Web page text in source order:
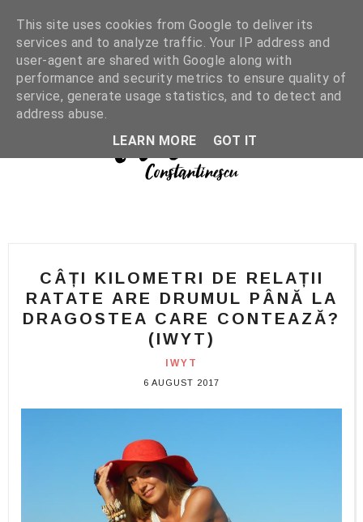
CÂȚI KILOMETRI DE RELAȚII
RATATE ARE DRUMUL PÂNĂ LA
DRAGOSTEA CARE CONTEAZĂ?
(IWYT)
IWYT
6 AUGUST 2017
This site uses cookies from Google to deliver its
services and to analyze traffic. Your IP address and
user-agent are shared with Google along with
performance and security metrics to ensure quality of
service, generate usage statistics, and to detect and
address abuse.
LEARN MORE
GOT IT